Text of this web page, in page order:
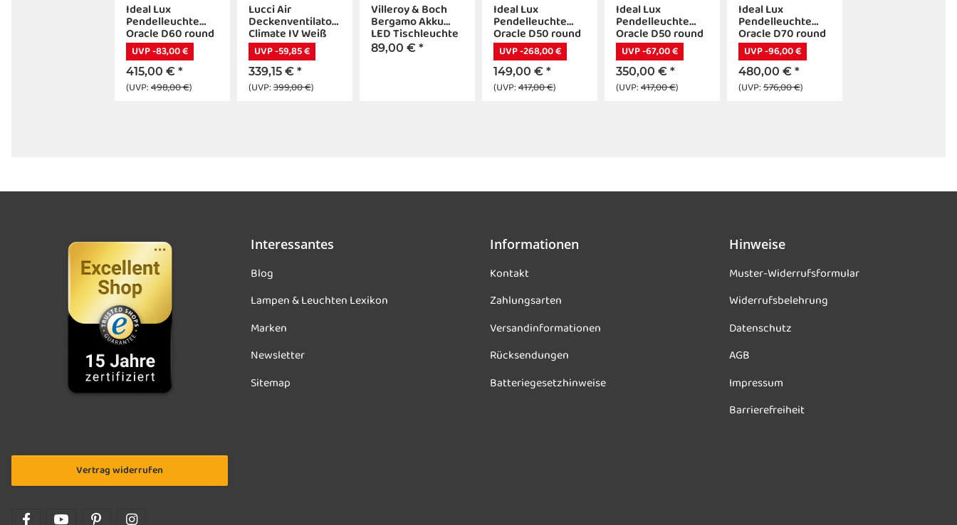
Ideal Lux
Pendelleuchte
Oracle D60 round
weiß 3000K
UVP -83,00 €
415,00 € *
(UVP:498,00 €)
Lucci Air
Deckenventilator
Climate IV Weiß
mit LED
Beleuchtung
UVP -59,85 €
339,15 € *
(UVP:399,00 €)
Villeroy & Boch
Bergamo Akku
LED Tischleuchte
weiß
89,00 € *
Ideal Lux
Pendelleuchte
Oracle D50 round
weiß 3000K
UVP -268,00 €
149,00 € *
(UVP:417,00 €)
Ideal Lux
Pendelleuchte
Oracle D50 round
weiß 3000K
UVP -67,00 €
350,00 € *
(UVP:417,00 €)
Ideal Lux
Pendelleuchte
Oracle D70 round
weiß 3000K
UVP -96,00 €
480,00 € *
(UVP:576,00 €)
Interessantes
Blog
Lampen & Leuchten Lexikon
Marken
Newsletter
Sitemap
Informationen
Kontakt
Zahlungsarten
Versandinformationen
Rücksendungen
Batteriegesetzhinweise
Hinweise
Muster-Widerrufsformular
Widerrufsbelehrung
Datenschutz
AGB
Impressum
Barrierefreiheit
Vertrag widerrufen